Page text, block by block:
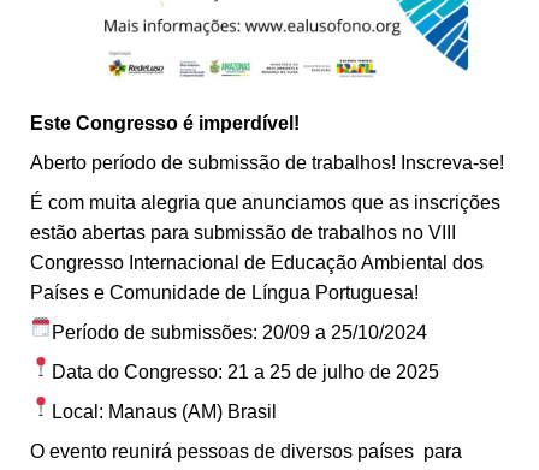
Este Congresso é imperdível!
Aberto período de submissão de trabalhos! Inscreva-se!
É com muita alegria que anunciamos que as inscrições
estão abertas para submissão de trabalhos no VIII
Congresso Internacional de Educação Ambiental dos
Países e Comunidade de Língua Portuguesa!
Período de submissões: 20/09 a 25/10/2024
Data do Congresso: 21 a 25 de julho de 2025
Local: Manaus (AM) Brasil
O evento reunirá pessoas de diversos países para